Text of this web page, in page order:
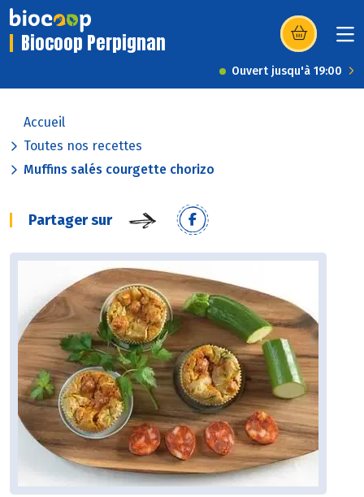
Biocoop Perpignan (s’ouvre dans
Ouvert jusqu'à 19:00
Accueil
Toutes nos recettes
Muffins salés courgette chorizo
Partager sur